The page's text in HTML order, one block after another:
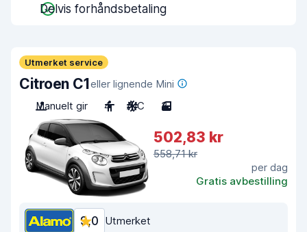
Delvis forhåndsbetaling
Utmerket service
Citroen C1eller lignende Mini
Manuelt gir
4 A/C 3
502,83 kr
558,71 kr
per dag
Gratis avbestilling
9,0 Utmerket